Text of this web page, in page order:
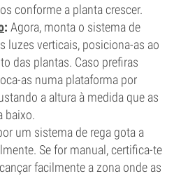
conforme a planta crescer.
: Agora, monta o sistema de
luzes verticais, posiciona-as ao
das plantas. Caso prefiras
as numa plataforma por
a altura à medida que as
baixo.
um sistema de rega gota a
Se for manual, certifica-te
facilmente a zona onde as